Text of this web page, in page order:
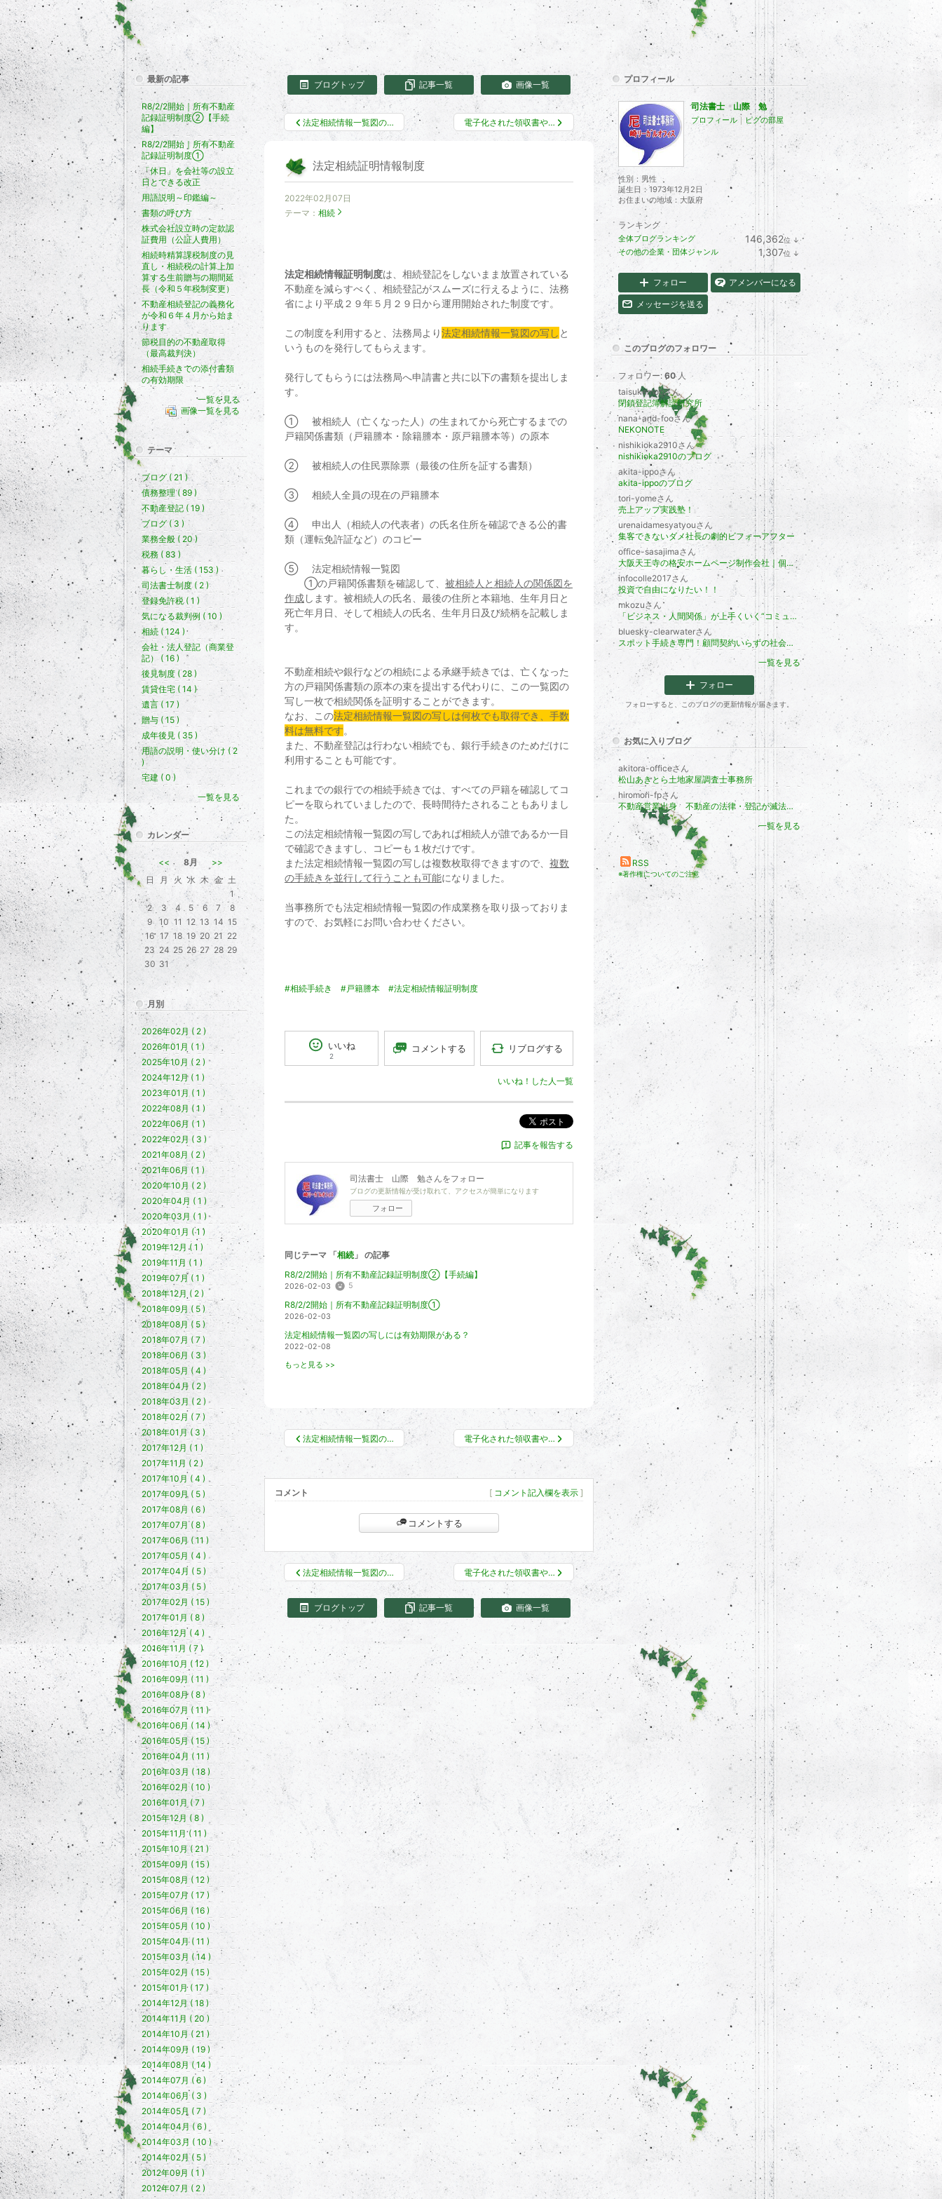
ブログトップ 記事一覧 画像一覧
法定相続情報一覧図の… 電子化された領収書や…
法定相続証明情報制度
2022年02月07日
テーマ： 相続
法定相続情報証明制度は、相続登記をしないまま放置されている
不動産を減らすべく、相続登記がスムーズに行えるように、法務
省により平成２９年５月２９日から運用開始された制度です。
この制度を利用すると、法務局より法定相続情報一覧図の写し と
いうものを発行してもらえます。
発行してもらうには法務局へ申請書と共に以下の書類を提出しま
す。
① 被相続人（亡くなった人）の生まれてから死亡するまでの
戸籍関係書類（戸籍謄本・除籍謄本・原戸籍謄本等）の原本
② 被相続人の住民票除票（最後の住所を証する書類）
③ 相続人全員の現在の戸籍謄本
④ 申出人（相続人の代表者）の氏名住所を確認できる公的書
類（運転免許証など）のコピー
⑤ 法定相続情報一覧図
①の戸籍関係書類を確認して、 被相続人と相続人の関係図を
作成します。被相続人の氏名、最後の住所と本籍地、生年月日と
死亡年月日、そして相続人の氏名、生年月日及び続柄を記載しま
す。
不動産相続や銀行などの相続による承継手続きでは、亡くなった
方の戸籍関係書類の原本の束を提出する代わりに、この一覧図の
写し一枚で相続関係を証明することができます。
なお、この法定相続情報一覧図の写しは何枚でも取得でき、手数
料は無料です。
また、不動産登記は行わない相続でも、銀行手続きのためだけに
利用することも可能です。
これまでの銀行での相続手続きでは、すべての戸籍を確認してコ
ピーを取られていましたので、長時間待たされることもありまし
た。
この法定相続情報一覧図の写しであれば相続人が誰であるか一目
で確認できますし、コピーも１枚だけです。
また法定相続情報一覧図の写しは複数枚取得できますので、 複数
の手続きを並行して行うことも可能になりました。
当事務所でも法定相続情報一覧図の作成業務を取り扱っておりま
すので、お気軽にお問い合わせください。
#相続手続き #戸籍謄本 #法定相続情報証明制度
いいね
2
コメントする リブログする
いいね！した人一覧
ポスト
記事を報告する
司法書士 山際 勉さんをフォロー
ブログの更新情報が受け取れて、アクセスが簡単になります
フォロー
同じテーマ 「相続 」 の記事
R8/2/2開始｜所有不動産記録証明制度②【手続編】
2026-02-03 5
R8/2/2開始｜所有不動産記録証明制度①
2026-02-03
法定相続情報一覧図の写しには有効期限がある？
2022-02-08
もっと見る >>
法定相続情報一覧図の… 電子化された領収書や…
[ コメント記入欄を表示 ]
コメント
コメントする
法定相続情報一覧図の… 電子化された領収書や…
ブログトップ 記事一覧 画像一覧
プロフィール
司法書士 山際 勉
プロフィール ｜ ピグの部屋
性別： 男性
誕生日：1973年12月2日
お住まいの地域： 大阪府
ランキング
全体ブログランキング 146,362位 ↓
キ
ン
下
その他の企業・団体ジャンル 1,307位 ↓
ン
キ
ン
フォロー アメンバーになる
メッセージを送る
このブログのフォロワー
フォロワー: 60人
taisukemobさん
閉鎖登記簿解読研究所
nana-and-fooさん
NEKONOTE
nishikioka2910さん
nishikioka2910のブログ
akita-ippoさん
akita-ippoのブログ
tori-yomeさん
売上アップ実践塾！
urenaidamesyatyouさん
集客できないダメ社長の劇的ビフォーアフター
office-sasajimaさん
大阪天王寺の格安ホームページ制作会社｜個人事業主・士業の集客に特化
infocolle2017さん
投資で自由になりたい！！
mkozuさん
「ビジネス・人間関係」が上手くいく“コミュニケーション・気づき”のブログ( 日報ステーション 大阪 髙津満夫事務所)
bluesky-clearwaterさん
スポット手続き専門！顧問契約いらずの社会保険労務士【富山・全国対応】
一覧を見る
フォロー
フォローすると、このブログの更新情報が届きます。
お気に入りブログ
akitora-officeさん
松山あきとら土地家屋調査士事務所
hiromori-fpさん
不動産営業出身 不動産の法律・登記が滅法強い 大阪吹田のファイナンシャルプランナー兼業司法書士 廣森 良平のブログ
一覧を見る
RSS
※著作権についてのご注意
最新の記事
R8/2/2開始｜所有不動産
記録証明制度②【手続
編】
R8/2/2開始｜所有不動産
記録証明制度①
「休日」を会社等の設立
日とできる改正
用語説明～印鑑編～
書類の呼び方
株式会社設立時の定款認
証費用（公証人費用）
相続時精算課税制度の見
直し・相続税の計算上加
算する生前贈与の期間延
長（令和５年税制変更）
不動産相続登記の義務化
が令和６年４月から始ま
ります
節税目的の不動産取得
（最高裁判決）
相続手続きでの添付書類
の有効期限
一覧を見る
画像一覧を見る
テーマ
ブログ ( 21 )
債務整理 ( 89 )
不動産登記 ( 19 )
ブログ ( 3 )
業務全般 ( 20 )
税務 ( 83 )
暮らし・生活 ( 153 )
司法書士制度 ( 2 )
登録免許税 ( 1 )
気になる裁判例 ( 10 )
相続 ( 124 )
会社・法人登記（商業登
記） ( 16 )
後見制度 ( 28 )
賃貸住宅 ( 14 )
遺言 ( 17 )
贈与 ( 15 )
成年後見 ( 35 )
用語の説明・使い分け ( 2
)
宅建 ( 0 )
一覧を見る
カレンダー
<< 8月
>>
日
月 火 水 木 金 土
1
2
3 4 5 6 7
8
9
10 11 12 13 14 15
16 17 18 19 20 21 22
23 24 25 26 27 28 29
30 31
月別
2026年02月 ( 2 )
2026年01月 ( 1 )
2025年10月 ( 2 )
2024年12月 ( 1 )
2023年01月 ( 1 )
2022年08月 ( 1 )
2022年06月 ( 1 )
2022年02月 ( 3 )
2021年08月 ( 2 )
2021年06月 ( 1 )
2020年10月 ( 2 )
2020年04月 ( 1 )
2020年03月 ( 1 )
2020年01月 ( 1 )
2019年12月 ( 1 )
2019年11月 ( 1 )
2019年07月 ( 1 )
2018年12月 ( 2 )
2018年09月 ( 5 )
2018年08月 ( 5 )
2018年07月 ( 7 )
2018年06月 ( 3 )
2018年05月 ( 4 )
2018年04月 ( 2 )
2018年03月 ( 2 )
2018年02月 ( 7 )
2018年01月 ( 3 )
2017年12月 ( 1 )
2017年11月 ( 2 )
2017年10月 ( 4 )
2017年09月 ( 5 )
2017年08月 ( 6 )
2017年07月 ( 8 )
2017年06月 ( 11 )
2017年05月 ( 4 )
2017年04月 ( 5 )
2017年03月 ( 5 )
2017年02月 ( 15 )
2017年01月 ( 8 )
2016年12月 ( 4 )
2016年11月 ( 7 )
2016年10月 ( 12 )
2016年09月 ( 11 )
2016年08月 ( 8 )
2016年07月 ( 11 )
2016年06月 ( 14 )
2016年05月 ( 15 )
2016年04月 ( 11 )
2016年03月 ( 18 )
2016年02月 ( 10 )
2016年01月 ( 7 )
2015年12月 ( 8 )
2015年11月 ( 11 )
2015年10月 ( 21 )
2015年09月 ( 15 )
2015年08月 ( 12 )
2015年07月 ( 17 )
2015年06月 ( 16 )
2015年05月 ( 10 )
2015年04月 ( 11 )
2015年03月 ( 14 )
2015年02月 ( 15 )
2015年01月 ( 17 )
2014年12月 ( 18 )
2014年11月 ( 20 )
2014年10月 ( 21 )
2014年09月 ( 19 )
2014年08月 ( 14 )
2014年07月 ( 6 )
2014年06月 ( 3 )
2014年05月 ( 7 )
2014年04月 ( 6 )
2014年03月 ( 10 )
2014年02月 ( 5 )
2012年09月 ( 1 )
2012年07月 ( 2 )